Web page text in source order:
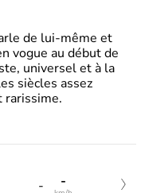
de lui-même et
vogue au début de
universel et à la
siècles assez
- -